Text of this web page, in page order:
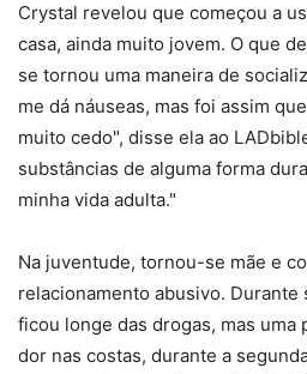
Crystal revelou que começou a
casa, ainda muito jovem. O que
se tornou uma maneira de
me dá náuseas, mas foi assim
muito cedo", disse ela ao
substâncias de alguma forma
minha vida adulta."
Na juventude, tornou-se mãe e
relacionamento abusivo. Durante
ficou longe das drogas, mas uma
dor nas costas, durante a